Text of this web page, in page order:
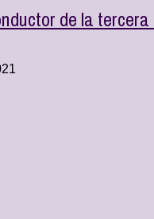
de la tercera